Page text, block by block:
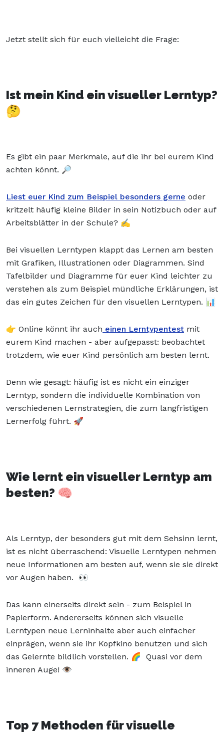
Jetzt stellt sich für euch vielleicht die Frage:
Ist mein Kind ein visueller Lerntyp?
🤔
Es gibt ein paar Merkmale, auf die ihr bei eurem Kind
achten könnt. 🔎
Liest euer Kind zum Beispiel besonders gerne oder
kritzelt häufig kleine Bilder in sein Notizbuch oder auf
Arbeitsblätter in der Schule? ✍️
Bei visuellen Lerntypen klappt das Lernen am besten
mit Grafiken, Illustrationen oder Diagrammen. Sind
Tafelbilder und Diagramme für euer Kind leichter zu
verstehen als zum Beispiel mündliche Erklärungen, ist
das ein gutes Zeichen für den visuellen Lerntypen. 📊
👉 Online könnt ihr auch einen Lerntypentest mit
eurem Kind machen - aber aufgepasst: beobachtet
trotzdem, wie euer Kind persönlich am besten lernt.
Denn wie gesagt: häufig ist es nicht ein einziger
Lerntyp, sondern die individuelle Kombination von
verschiedenen Lernstrategien, die zum langfristigen
Lernerfolg führt. 🚀
Wie lernt ein visueller Lerntyp am
besten? 🧠
Als Lerntyp, der besonders gut mit dem Sehsinn lernt,
ist es nicht überraschend: Visuelle Lerntypen nehmen
neue Informationen am besten auf, wenn sie sie direkt
vor Augen haben. 👀
Das kann einerseits direkt sein - zum Beispiel in
Papierform. Andererseits können sich visuelle
Lerntypen neue Lerninhalte aber auch einfacher
einprägen, wenn sie ihr Kopfkino benutzen und sich
das Gelernte bildlich vorstellen. 🌈 Quasi vor dem
inneren Auge! 👁️
Top 7 Methoden für visuelle